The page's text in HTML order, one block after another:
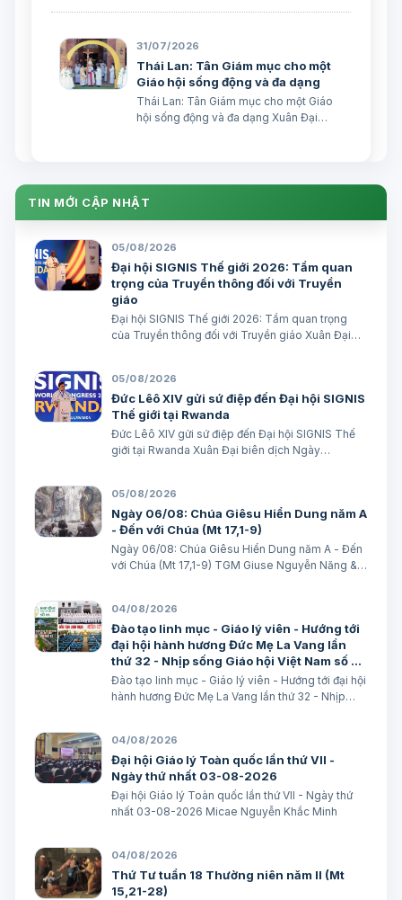
lột trực tuyến và các trò lừa đảo trực
tuyến đã trở thành nhữ…
31/07/2026
Thái Lan: Tân Giám mục cho một
Giáo hội sống động và đa dạng
Thái Lan: Tân Giám mục cho một Giáo
hội sống động và đa dạng Xuân Đại
TIN MỚI CẬP NHẬT
05/08/2026
Đại hội SIGNIS Thế giới 2026: Tầm quan
trọng của Truyền thông đối với Truyền
giáo
Đại hội SIGNIS Thế giới 2026: Tầm quan trọng
của Truyền thông đối với Truyền giáo Xuân Đại
05/08/2026
Đức Lêô XIV gửi sứ điệp đến Đại hội SIGNIS
Thế giới tại Rwanda
Đức Lêô XIV gửi sứ điệp đến Đại hội SIGNIS Thế
giới tại Rwanda Xuân Đại biên dịch Ngày
Lêô XIV kêu gọi những người làm truyền thông
C…
05/08/2026
Ngày 06/08: Chúa Giêsu Hiển Dung năm A
- Đến với Chúa (Mt 17,1-9)
Ngày 06/08: Chúa Giêsu Hiển Dung năm A - Đến
với Chúa (Mt 17,1-9) TGM Giuse Nguyễn Năng &
như tuyết”. Trích sách Tiên tri…
04/08/2026
Đào tạo linh mục - Giáo lý viên - Hướng tới
đại hội hành hương Đức Mẹ La Vang lần
thứ 32 - Nhịp sống Giáo hội Việt Nam số 85
(28/7/2026 - 03/8/2026)
Đào tạo linh mục - Giáo lý viên - Hướng tới đại hội
hành hương Đức Mẹ La Vang lần thứ 32 - Nhịp
04/08/2026
Đại hội Giáo lý Toàn quốc lần thứ VII -
Ngày thứ nhất 03-08-2026
Đại hội Giáo lý Toàn quốc lần thứ VII - Ngày thứ
nhất 03-08-2026 Micae Nguyễn Khắc Minh
04/08/2026
Thứ Tư tuần 18 Thường niên năm II (Mt
15,21-28)